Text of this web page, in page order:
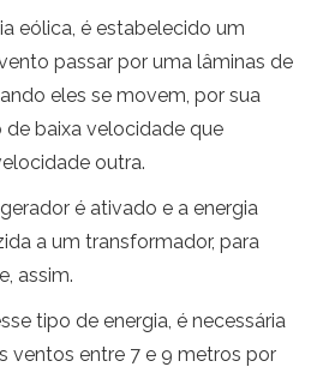
eólica, é estabelecido um
passar por uma lâminas de
eles se movem, por sua
baixa velocidade que
outra.
é ativado e a energia
a um transformador, para
assim.
tipo de energia, é necessária
ventos entre 7 e 9 metros por